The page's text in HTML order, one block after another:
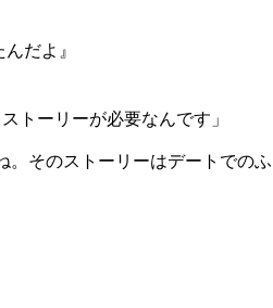
だよ』
トーリーが必要なんです」
そのストーリーはデートでの